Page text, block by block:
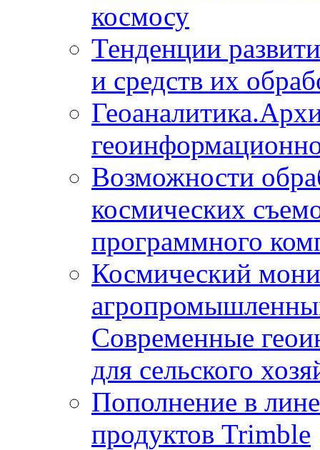
космосу
Тенденции
и средств их
Возможности
космических
программного
Космический
Современные
для сельского
Пополнение в
продуктов Trimble